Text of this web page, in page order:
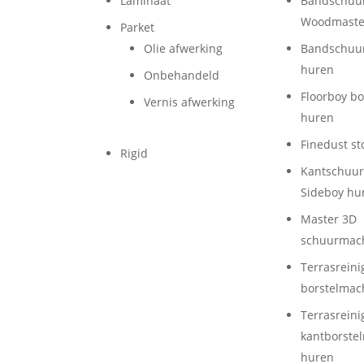
Parket
Olie afwerking
Onbehandeld
Vernis afwerking
Rigid
huren
Floorboy
huren
Finedust
Sideboy
Master 3D
huren